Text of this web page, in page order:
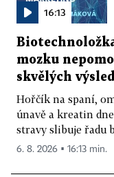
16:13
mozku
skvělých
Hořčík na spaní,
únavě a kreatin
stravy slibuje řadu
6. 8. 2026 ▪ 16:13 min.